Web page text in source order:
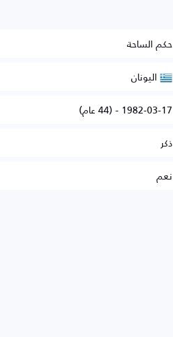
حكم الساحة
اليونان
1982-03-17 - (44 عام)
ذكر
نعم